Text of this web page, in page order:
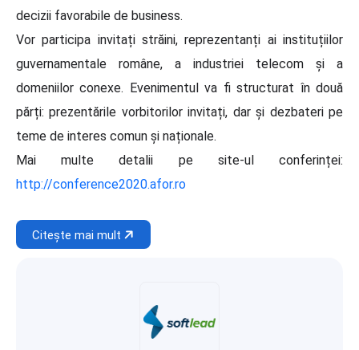
decizii favorabile de business.
Vor participa invitați străini, reprezentanți ai instituțiilor
guvernamentale române, a industriei telecom și a
domeniilor conexe. Evenimentul va fi structurat în două
părți: prezentările vorbitorilor invitați, dar și dezbateri pe
teme de interes comun și naționale.
Mai multe detalii pe site-ul conferinței:
http://conference2020.afor.ro
Citește mai mult